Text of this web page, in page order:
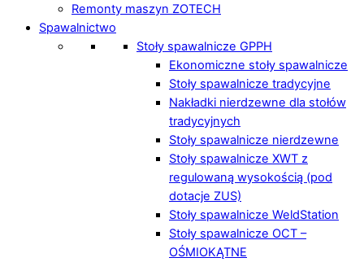
Remonty maszyn ZOTECH
Spawalnictwo
Stoły spawalnicze GPPH
Ekonomiczne stoły spawalnicze
Stoły spawalnicze tradycyjne
Nakładki nierdzewne dla stołów
tradycyjnych
Stoły spawalnicze nierdzewne
Stoły spawalnicze XWT z
regulowaną wysokością (pod
dotacje ZUS)
Stoły spawalnicze WeldStation
Stoły spawalnicze OCT –
OŚMIOKĄTNE